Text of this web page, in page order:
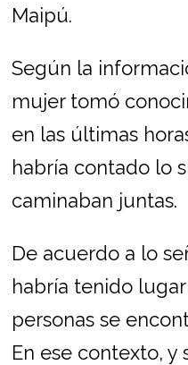
Maipú.
Según la
mujer tomó
en las últimas
habría contado lo
caminaban juntas.
De acuerdo a lo
habría tenido
personas se
En ese contexto,